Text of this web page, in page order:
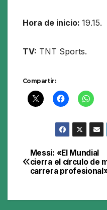
Hora de inicio: 19.15.
TV: TNT Sports.
Compartir:
de
entradas
Messi: «El Mundial
cierra el círculo de
carrera